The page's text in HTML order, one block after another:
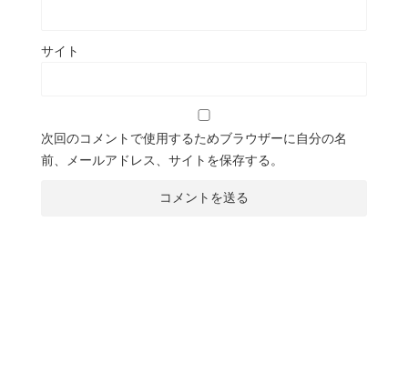
サイト
次回のコメントで使用するためブラウザーに自分の名
前、メールアドレス、サイトを保存する。